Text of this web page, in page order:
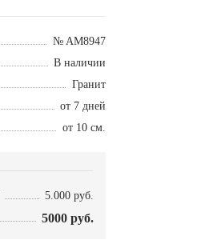
№ AM8947
В наличии
Гранит
от 7 дней
от 10 см.
5.000 руб.
5000 руб.